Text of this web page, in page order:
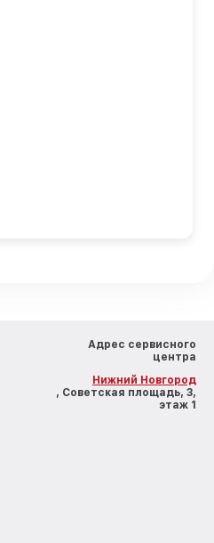
Адрес сервисного
центра
Нижний Новгород
, Советская площадь, 3,
этаж 1